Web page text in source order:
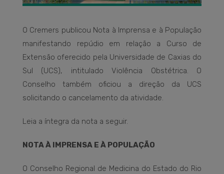
O Cremers publicou Nota à Imprensa e à População
manifestando repúdio em relação a Curso de
Extensão oferecido pela Universidade de Caxias do
Sul (UCS), intitulado Violência Obstétrica. O
Conselho também oficiou a direção da UCS
solicitando o cancelamento da atividade.
Leia a íntegra da nota a seguir.
NOTA À IMPRENSA E À POPULAÇÃO
O Conselho Regional de Medicina do Estado do Rio